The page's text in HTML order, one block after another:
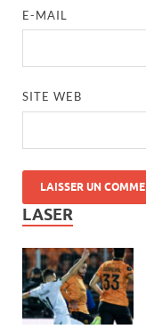
E-MAIL
SITE WEB
LASER